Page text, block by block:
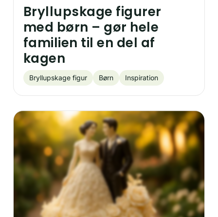
Bryllupskage figurer
med børn – gør hele
familien til en del af
kagen
Bryllupskage figur Børn Inspiration